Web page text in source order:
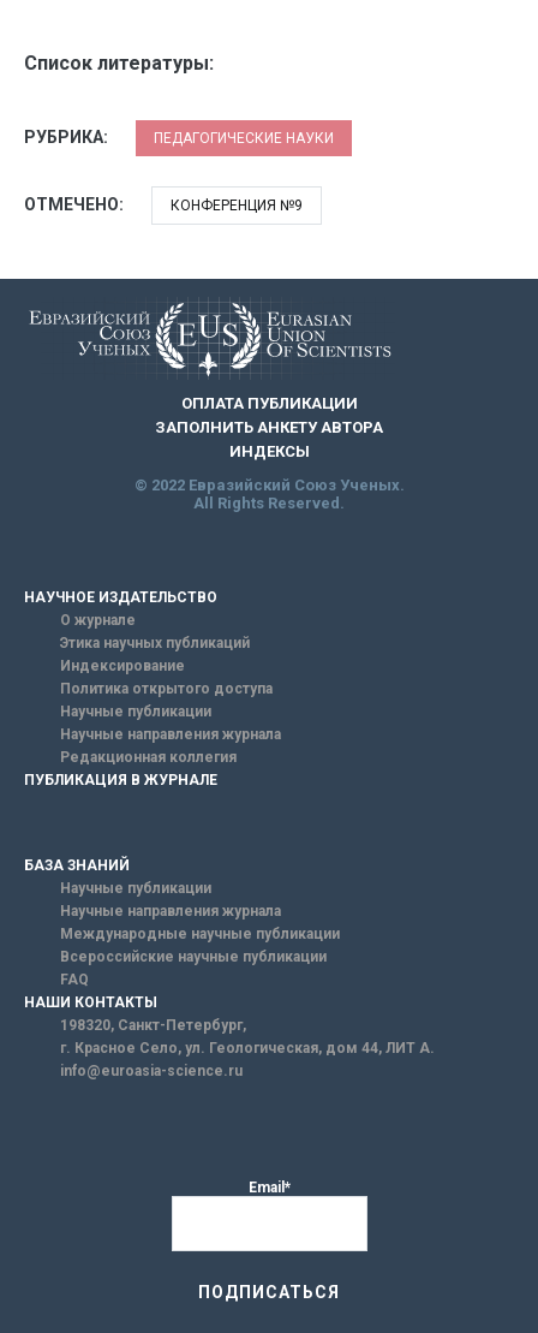
Список литературы:
РУБРИКА: ПЕДАГОГИЧЕСКИЕ НАУКИ
ОТМЕЧЕНО: КОНФЕРЕНЦИЯ №9
ОПЛАТА ПУБЛИКАЦИИ
ЗАПОЛНИТЬ АНКЕТУ АВТОРА
ИНДЕКСЫ
© 2022 Евразийский Союз Ученых.
All Rights Reserved.
НАУЧНОЕ ИЗДАТЕЛЬСТВО
О журнале
Этика научных публикаций
Индексирование
Политика открытого доступа
Научные публикации
Научные направления журнала
Редакционная коллегия
ПУБЛИКАЦИЯ В ЖУРНАЛЕ
БАЗА ЗНАНИЙ
Научные публикации
Научные направления журнала
Международные научные публикации
Всероссийские научные публикации
FAQ
НАШИ КОНТАКТЫ
198320, Санкт-Петербург,
г. Красное Село, ул. Геологическая, дом 44, ЛИТ А.
info@euroasia-science.ru
Email*